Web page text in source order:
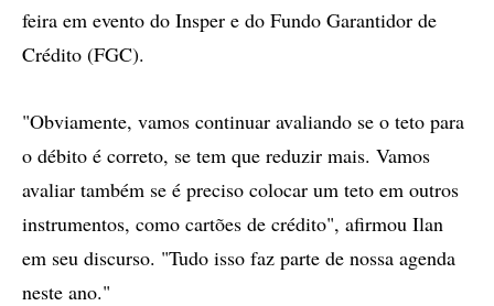
feira em evento do Insper e do Fundo Garantidor de
Crédito (FGC).
"Obviamente, vamos continuar avaliando se o teto para
o débito é correto, se tem que reduzir mais. Vamos
avaliar também se é preciso colocar um teto em outros
instrumentos, como cartões de crédito", afirmou Ilan
em seu discurso. "Tudo isso faz parte de nossa agenda
neste ano."